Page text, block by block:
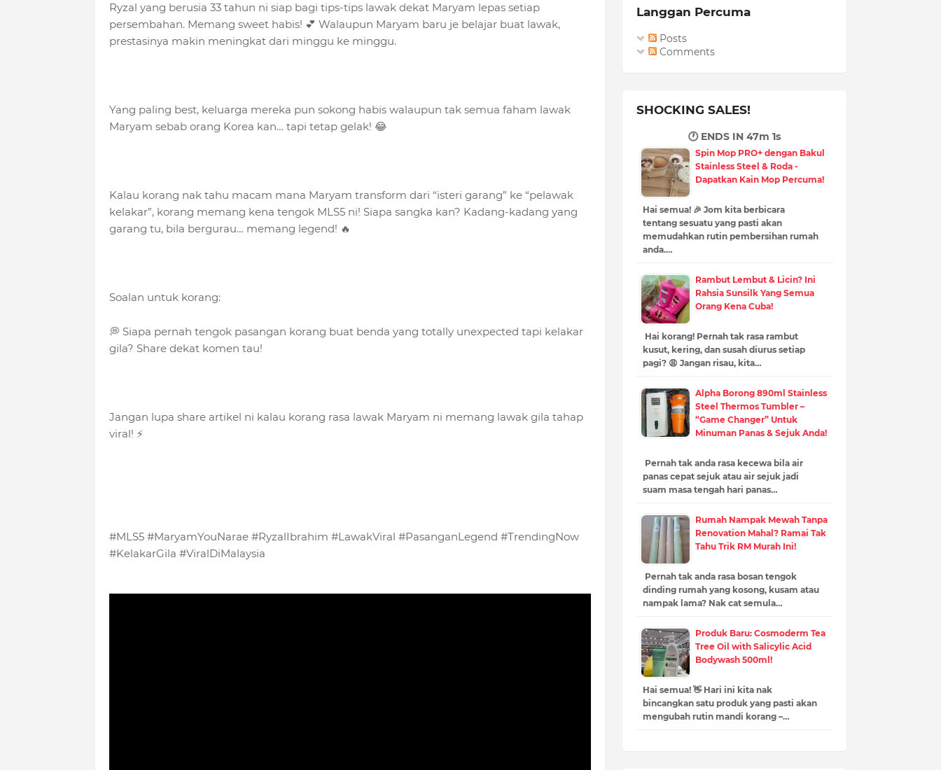
Ryzal yang berusia 33 tahun ni siap bagi tips-tips lawak dekat Maryam lepas setiap
persembahan. Memang sweet habis! 💕 Walaupun Maryam baru je belajar buat lawak,
prestasinya makin meningkat dari minggu ke minggu.
Yang paling best, keluarga mereka pun sokong habis walaupun tak semua faham lawak
Maryam sebab orang Korea kan… tapi tetap gelak! 😂
Kalau korang nak tahu macam mana Maryam transform dari “isteri garang” ke “pelawak
kelakar”, korang memang kena tengok MLS5 ni! Siapa sangka kan? Kadang-kadang yang
garang tu, bila bergurau… memang legend! 🔥
Soalan untuk korang:
💭 Siapa pernah tengok pasangan korang buat benda yang totally unexpected tapi kelakar
gila? Share dekat komen tau!
Jangan lupa share artikel ni kalau korang rasa lawak Maryam ni memang lawak gila tahap
viral! ⚡
#MLS5 #MaryamYouNarae #RyzalIbrahim #LawakViral #PasanganLegend #TrendingNow
#KelakarGila #ViralDiMalaysia
Langgan Percuma
Posts
Comments
SHOCKING SALES!
🕐 ENDS IN 47m 0s
Spin Mop PRO+ dengan Bakul
Stainless Steel & Roda -
Dapatkan Kain Mop Percuma!
Hai semua! 🎉 Jom kita berbicara
tentang sesuatu yang pasti akan
memudahkan rutin pembersihan rumah
anda.…
Rambut Lembut & Licin? Ini
Rahsia Sunsilk Yang Semua
Orang Kena Cuba!
Hai korang! Pernah tak rasa rambut
kusut, kering, dan susah diurus setiap
pagi? 😩 Jangan risau, kita…
Alpha Borong 890ml Stainless
Steel Thermos Tumbler –
“Game Changer” Untuk
Minuman Panas & Sejuk Anda!
Pernah tak anda rasa kecewa bila air
panas cepat sejuk atau air sejuk jadi
suam masa tengah hari panas…
Rumah Nampak Mewah Tanpa
Renovation Mahal? Ramai Tak
Tahu Trik RM Murah Ini!
Pernah tak anda rasa bosan tengok
dinding rumah yang kosong, kusam atau
nampak lama? Nak cat semula…
Produk Baru: Cosmoderm Tea
Tree Oil with Salicylic Acid
Bodywash 500ml!
Hai semua! 👋 Hari ini kita nak
bincangkan satu produk yang pasti akan
mengubah rutin mandi korang –…